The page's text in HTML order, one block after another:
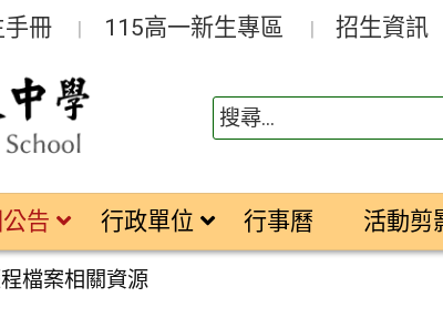
手冊 115高一新生專區 招生資訊
告 行政單位 行事曆 活動剪
檔案相關資源